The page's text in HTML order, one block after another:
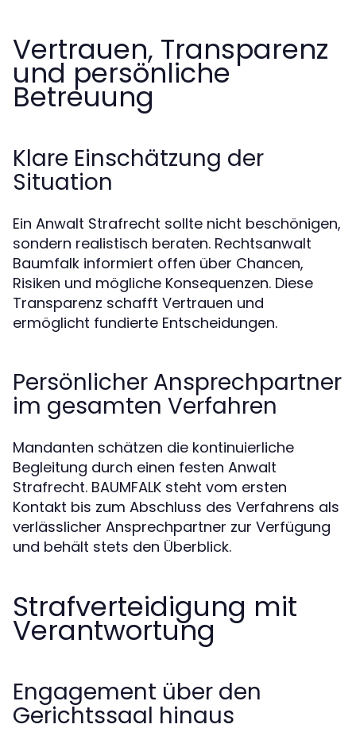
Vertrauen, Transparenz
und persönliche
Betreuung
Klare Einschätzung der
Situation
Ein Anwalt Strafrecht sollte nicht beschönigen,
sondern realistisch beraten. Rechtsanwalt
Baumfalk informiert offen über Chancen,
Risiken und mögliche Konsequenzen. Diese
Transparenz schafft Vertrauen und
ermöglicht fundierte Entscheidungen.
Persönlicher Ansprechpartner
im gesamten Verfahren
Mandanten schätzen die kontinuierliche
Begleitung durch einen festen Anwalt
Strafrecht. BAUMFALK steht vom ersten
Kontakt bis zum Abschluss des Verfahrens als
verlässlicher Ansprechpartner zur Verfügung
und behält stets den Überblick.
Strafverteidigung mit
Verantwortung
Engagement über den
Gerichtssaal hinaus